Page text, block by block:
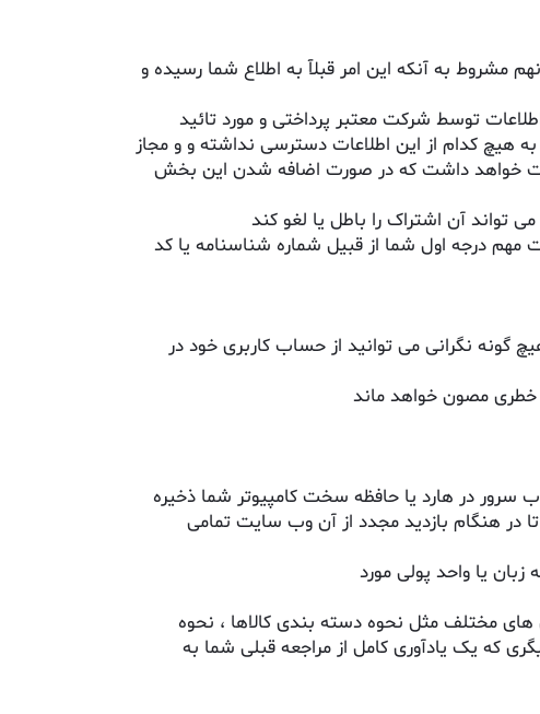
به آنکه این امر قبلآ به اطلاع شما رسیده و
اطلاعات توسط شرکت معتبر پرداختی و مورد تائید
کدام از این اطلاعات دسترسی نداشته و و مجاز
خواهد داشت که در صورت اضافه شدن این بخش
تواند آن اشتراک را باطل یا لغو کند
درجه اول شما از قبیل شماره شناسنامه یا کد
گونه نگرانی می توانید از حساب کاربری خود در
خطری مصون خواهد ماند
در هارد یا حافظه سخت کامپیوتر شما ذخیره
در هنگام بازدید مجدد از آن وب سایت تمامی
های مختلف مثل نحوه دسته بندی کالاها ، نحوه
که یک یادآوری کامل از مراجعه قبلی شما به